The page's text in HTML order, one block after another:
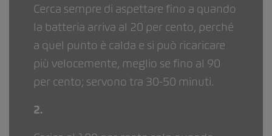
Cerca sempre di aspettare fino a quando
la batteria arriva al 20 per cento, perché
a quel punto è calda e si può ricaricare
più velocemente, meglio se fino al 90
per cento; servono tra 30-50 minuti.
2.